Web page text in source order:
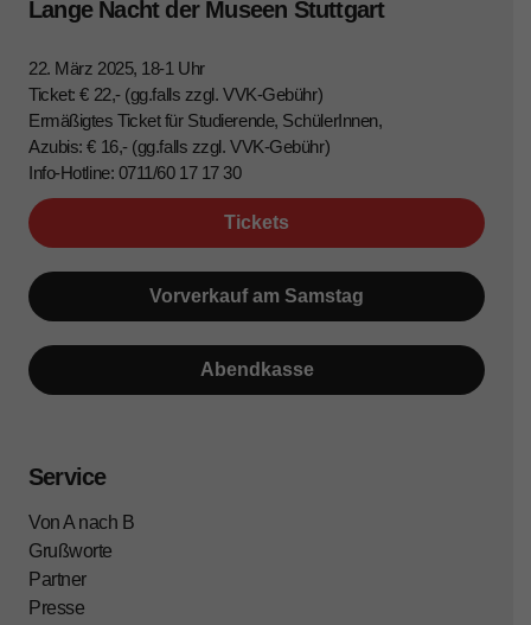
Lange Nacht der Museen Stuttgart
22. März 2025, 18-1 Uhr
Ticket: € 22,- (gg.falls zzgl. VVK-Gebühr)
Ermäßigtes Ticket für Studierende, SchülerInnen,
Azubis: € 16,- (gg.falls zzgl. VVK-Gebühr)
Info-Hotline: 0711/60 17 17 30
Tickets
Vorverkauf am Samstag
Abendkasse
Service
Von A nach B
Grußworte
Partner
Presse